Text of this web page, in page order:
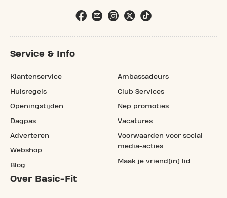
Service & Info
Klantenservice
Huisregels
Openingstijden
Dagpas
Adverteren
Webshop
Blog
Ambassadeurs
Club Services
Nep promoties
Vacatures
Voorwaarden voor social
media-acties
Maak je vriend(in) lid
Over Basic-Fit